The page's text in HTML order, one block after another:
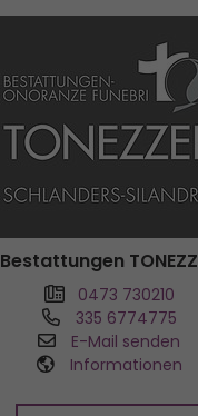
Bestattungen
0473 730210
335 6774775
E-Mail senden
Informationen